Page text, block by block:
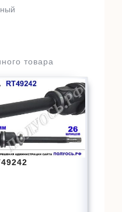
товара